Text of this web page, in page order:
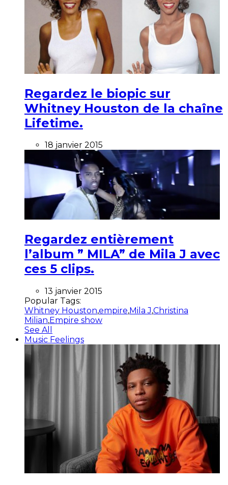
Regardez le biopic sur
Whitney Houston de la chaîne
Lifetime.
18 janvier 2015
Regardez entièrement
l’album ” MILA” de Mila J avec
ces 5 clips.
13 janvier 2015
Popular Tags:
Whitney Houston,empire,Mila J,Christina
Milian,Empire show
See All
Music Feelings